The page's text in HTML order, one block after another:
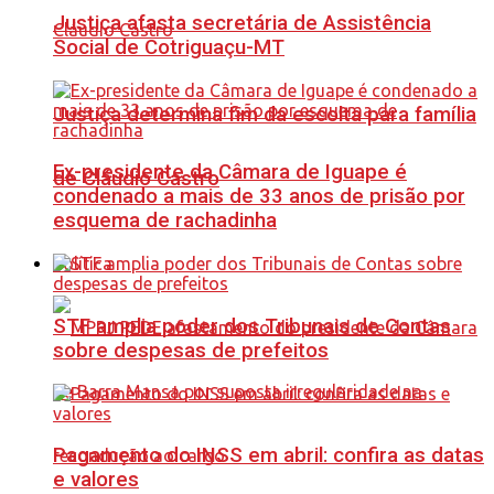
Justiça determina fim da escolta para família
de Cláudio Castro
Política
Justiça afasta secretária de Assistência
Social de Cotriguaçu-MT
Ex-presidente da Câmara de Iguape é
condenado a mais de 33 anos de prisão por
esquema de rachadinha
STF amplia poder dos Tribunais de Contas
sobre despesas de prefeitos
Pagamento do INSS em abril: confira as datas
e valores